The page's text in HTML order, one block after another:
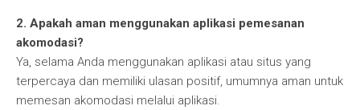
2. Apakah aman menggunakan aplikasi pemesanan
akomodasi?
Ya, selama Anda menggunakan aplikasi atau situs yang
terpercaya dan memiliki ulasan positif, umumnya aman untuk
memesan akomodasi melalui aplikasi.